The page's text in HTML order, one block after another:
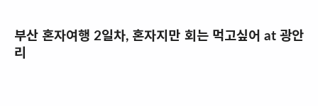
부산 혼자여행 2일차, 혼자지만 회는 먹고싶어 at 광안
리